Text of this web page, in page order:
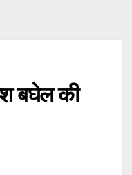
बघेल की